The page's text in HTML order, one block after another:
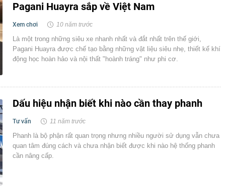
Pagani Huayra sắp về Việt Nam
Xem chơi 10 năm trước
Là một trong những siêu xe nhanh nhất và đắt nhất trên thế giới,
Pagani Huayra được chế tạo bằng những vật liệu siêu nhẹ, thiết kế khí
động học hoàn hảo và nội thất "hoành tráng" như phi cơ.
Dấu hiệu nhận biết khi nào cần thay phanh
Tư vấn 11 năm trước
Phanh là bộ phận rất quan trọng nhưng nhiều người sử dụng vẫn chưa
quan tâm đúng cách và chưa nhận biết được khi nào hệ thống phanh
cần nâng cấp.